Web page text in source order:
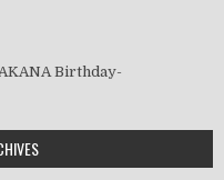
Birthday-